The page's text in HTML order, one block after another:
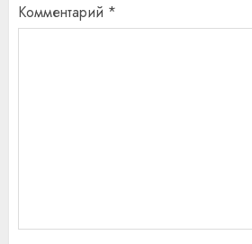
Комментарий *